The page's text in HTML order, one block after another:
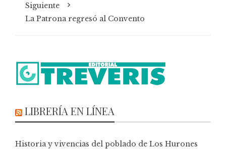
Siguiente
La Patrona regresó al Convento
LIBRERÍA EN LÍNEA
Historia y vivencias del poblado de Los Hurones